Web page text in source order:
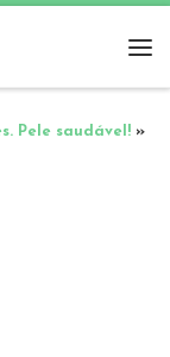
Pele saudável! »